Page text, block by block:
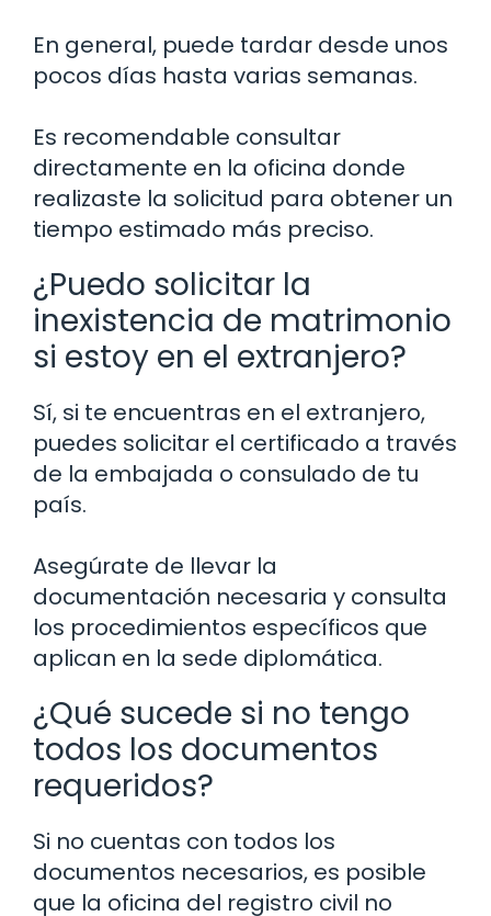
En general, puede tardar desde unos
pocos días hasta varias semanas.
Es recomendable consultar
directamente en la oficina donde
realizaste la solicitud para obtener un
tiempo estimado más preciso.
¿Puedo solicitar la
inexistencia de matrimonio
si estoy en el extranjero?
Sí, si te encuentras en el extranjero,
puedes solicitar el certificado a través
de la embajada o consulado de tu
país.
Asegúrate de llevar la
documentación necesaria y consulta
los procedimientos específicos que
aplican en la sede diplomática.
¿Qué sucede si no tengo
todos los documentos
requeridos?
Si no cuentas con todos los
documentos necesarios, es posible
que la oficina del registro civil no